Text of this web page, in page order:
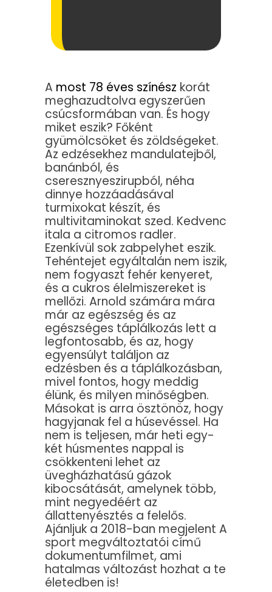
A most 78 éves színész korát
meghazudtolva egyszerűen
csúcsformában van. És hogy
miket eszik? Főként
gyümölcsöket és zöldségeket.
Az edzésekhez mandulatejből,
banánból, és
cseresznyeszirupból, néha
dinnye hozzáadásával
turmixokat készít, és
multivitaminokat szed. Kedvenc
itala a citromos radler.
Ezenkívül sok zabpelyhet eszik.
Tehéntejet egyáltalán nem iszik,
nem fogyaszt fehér kenyeret,
és a cukros élelmiszereket is
mellőzi. Arnold számára mára
már az egészség és az
egészséges táplálkozás lett a
legfontosabb, és az, hogy
egyensúlyt találjon az
edzésben és a táplálkozásban,
mivel fontos, hogy meddig
élünk, és milyen minőségben.
Másokat is arra ösztönöz, hogy
hagyjanak fel a húsevéssel. Ha
nem is teljesen, már heti egy-
két húsmentes nappal is
csökkenteni lehet az
üvegházhatású gázok
kibocsátását, amelynek több,
mint negyedéért az
állattenyésztés a felelős.
Ajánljuk a 2018-ban megjelent A
sport megváltoztatói című
dokumentumfilmet, ami
hatalmas változást hozhat a te
életedben is!